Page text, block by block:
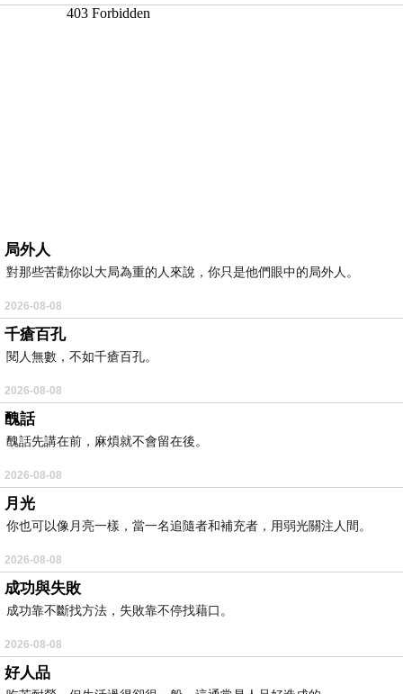
局外人
對那些苦勸你以大局為重的人來說，你只是他們眼中的局外人。
2026-08-08
千瘡百孔
閱人無數，不如千瘡百孔。
2026-08-08
醜話
醜話先講在前，麻煩就不會留在後。
2026-08-08
月光
你也可以像月亮一樣，當一名追隨者和補充者，用弱光關注人間。
2026-08-08
成功與失敗
成功靠不斷找方法，失敗靠不停找藉口。
2026-08-08
好人品